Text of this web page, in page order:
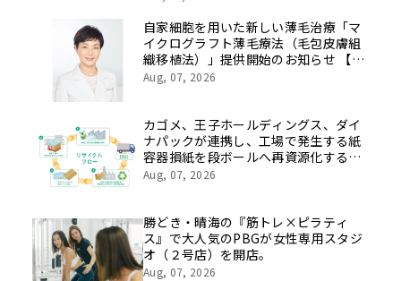
像を公開！
自家細胞を用いた新しい薄毛治療「マ
イクログラフト薄毛療法（毛包皮膚組
織移植法）」提供開始のお知らせ 【医
療法人社団 青真会 青山エルクリニ
Aug, 07, 2026
カゴメ、王子ホールディングス、ダイ
ナパックが連携し、工場で発生する紙
容器損紙を段ボールへ再資源化する実
証を開始
Aug, 07, 2026
勝どき・晴海の『筋トレ×ピラティ
ス』で大人気のPBGが女性専用スタジ
オ（２号店）を開店。
Aug, 07, 2026